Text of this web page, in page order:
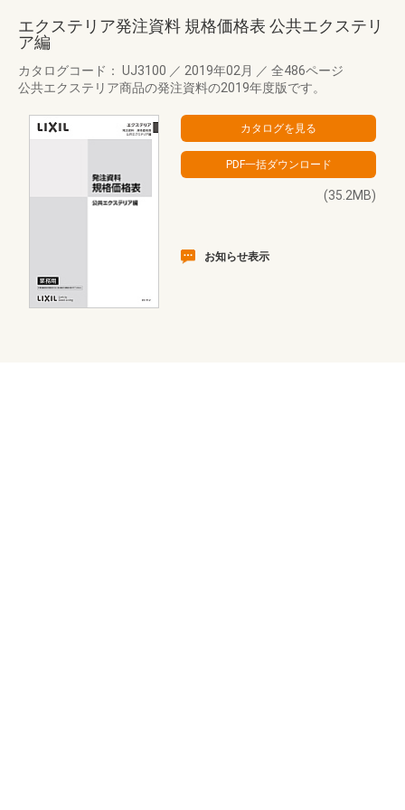
エクステリア発注資料 規格価格表 公共エクステリ
ア編
カタログコード： UJ3100 ／ 2019年02月 ／ 全486ページ
公共エクステリア商品の発注資料の2019年度版です。
(35.2MB)
お知らせ表示